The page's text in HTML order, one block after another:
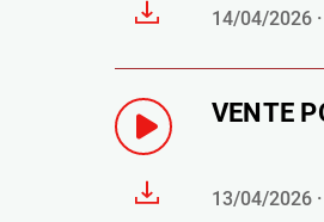
14/04/2026
VENTE
13/04/2026